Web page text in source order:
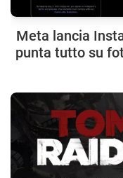
Meta lancia
punta tutto su